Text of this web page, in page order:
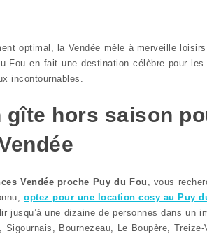
optimal, la Vendée mêle à merveille
Fou en fait une destination célèbre pour
incontournables.
gîte hors saison
Vendée proche Puy du Fou, vous
optez pour une location cosy au Puy
jusqu’à une dizaine de personnes dans un
Sigournais, Bournezeau, Le Boupère,